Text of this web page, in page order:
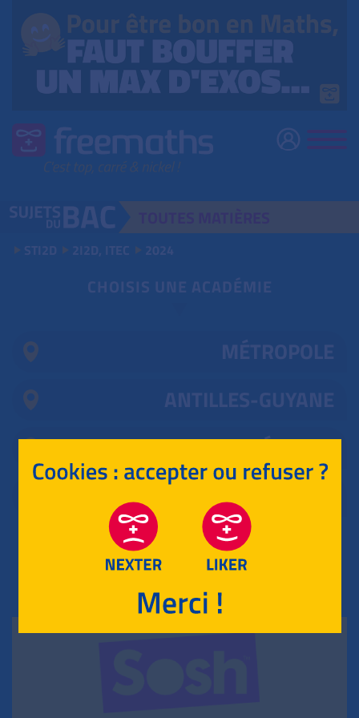
STI2D 2I2D, ITEC 2024
CHOISIS UNE ACADÉMIE
MÉTROPOLE
ANTILLES-GUYANE
MAYOTTE, RÉUNION
POLYNÉSIE
RETOUR